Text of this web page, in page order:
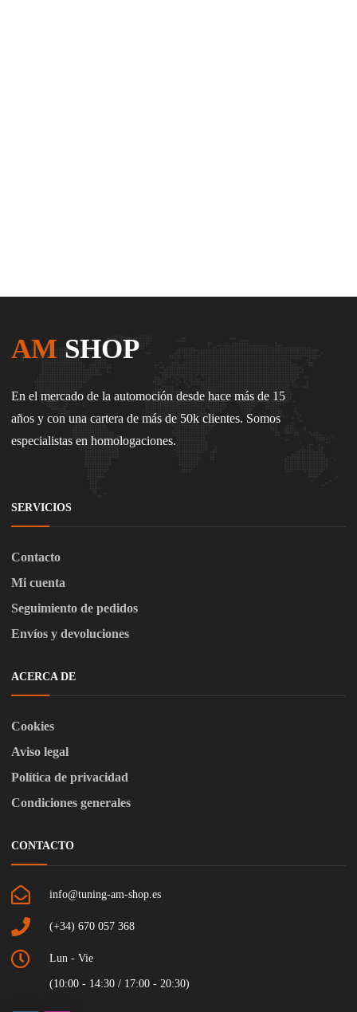
AM SHOP
En el mercado de la automoción desde hace más de 15
años y con una cartera de más de 50k clientes. Somos
especialistas en homologaciones.
SERVICIOS
Contacto
Mi cuenta
Seguimiento de pedidos
Envíos y devoluciones
ACERCA DE
Cookies
Aviso legal
Política de privacidad
Condiciones generales
CONTACTO
info@tuning-am-shop.es
(+34) 670 057 368
Lun - Vie
(10:00 - 14:30 / 17:00 - 20:30)